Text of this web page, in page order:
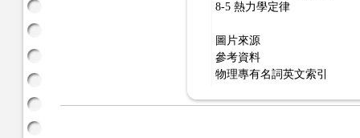
8-5 熱力學定律
圖片來源
參考資料
物理專有名詞英文索引